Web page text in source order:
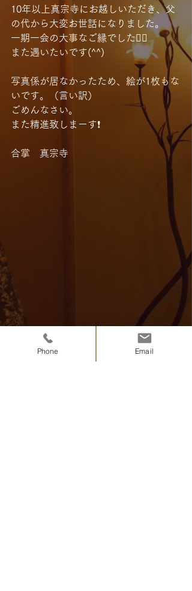
10年以上真宗寺にお越しいただき、父
の代から大変お世話になりました。
一期一会の大事なご縁でした🙇‍♂️
また遇いたいです(^^)
写真係が居なかったため、絵が1枚もな
いです。（言い訳）
ごめんなさい。
また精進致しまーす❗️
合掌　真宗寺
Phone Email